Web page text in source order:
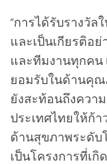
“การได้รับรางวั
และเป็นเกียรติอย่
และทีมงานทุกคน
ยอมรับในด้านคุณ
ยังสะท้อนถึงควา
ประเทศไทยให้ก้
ด้านสุขภาพระดับ
เป็นโครงการที่เกิ